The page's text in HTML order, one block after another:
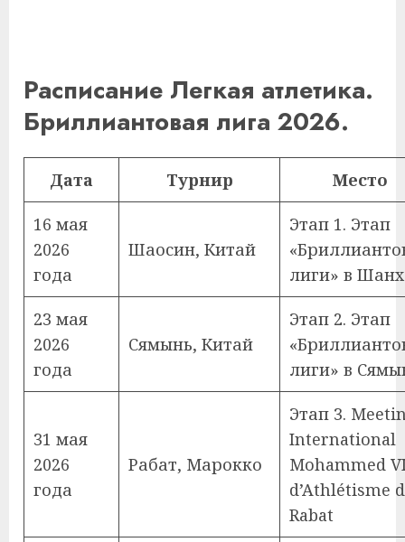
Расписание Легкая атлетика.
Бриллиантовая лига 2026.
Дата Турнир Место
16 мая
2026
года
Шаосин, Китай
Этап 1. Этап
лиги» в
23 мая
2026
года
Сямынь, Китай
Этап 2. Этап
лиги» в
31 мая
2026
года
Рабат, Марокко
Этап 3.
International
Mohammed
d’Athlétisme
Rabat